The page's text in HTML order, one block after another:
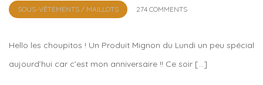
SOUS-VÊTEMENTS / MAILLOTS
by
274 COMMENTS
Hello les choupitos ! Un Produit Mignon du Lundi un peu spécial
aujourd’hui car c’est mon anniversaire !! Ce soir […]